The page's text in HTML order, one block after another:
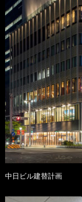
中日ビル建替計画